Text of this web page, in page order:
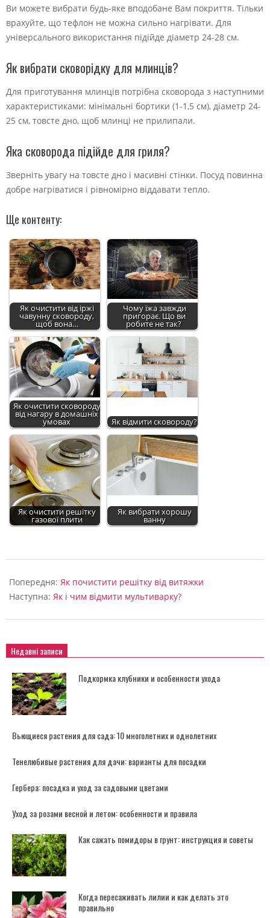
Ви можете вибрати будь-яке вподобане Вам покриття. Тільки
врахуйте, що тефлон не можна сильно нагрівати. Для
універсального використання підійде діаметр 24-28 см.
Як вибрати сковорідку для млинців?
Для приготування млинців потрібна сковорода з наступними
характеристиками: мінімальні бортики (1-1,5 см), діаметр 24-
25 см, товсте дно, щоб млинці не прилипали.
Яка сковорода підійде для гриля?
Зверніть увагу на товсте дно і масивні стінки. Посуд повинна
добре нагріватися і рівномірно віддавати тепло.
Ще контенту:
Як очистити від іржі
чавунну сковороду,
щоб вона…
Чому їжа завжди
пригорає. Що ви
робите не так?
Як очистити сковороду
від нагару в домашніх
умовах Як відмити сковороду?
Як очистити решітку
газової плити
Як вибрати хорошу
ванну
06-
05
Попередня: Як почистити решітку від витяжки
Наступна: Як і чим відмити мультиварку?
Недавні записи
Подкормка клубники и особенности ухода
Вьющиеся растения для сада: 10 многолетних и однолетних
Тенелюбивые растения для дачи: варианты для посадки
Гербера: посадка и уход за садовыми цветами
Уход за розами весной и летом: особенности и правила
Как сажать помидоры в грунт: инструкция и советы
Когда пересаживать лилии и как делать это
правильно